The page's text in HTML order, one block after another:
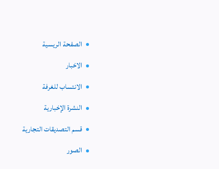
الصفحة الريسية
الاخبار
الانتساب للغرفة
النشرة الإخبارية
قسم التصديقات التجارية
الصور